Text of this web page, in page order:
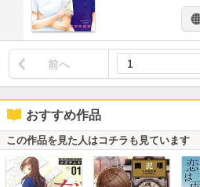
前へ
おすすめ作品
この作品を見た人はコチラも見ています